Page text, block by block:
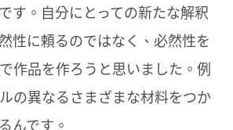
す。自分にとっての新たな解釈
性に頼るのではなく、必然性を
作品を作ろうと思いました。例
の異なるさまざまな材料をつか
んです。